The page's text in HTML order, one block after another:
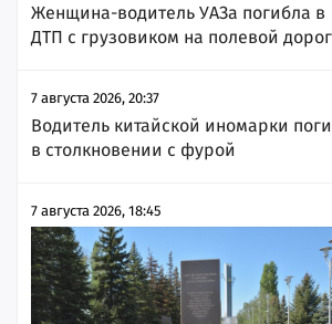
Женщина-водитель УАЗа погибла в
ДТП с грузовиком на полевой
7 августа 2026, 20:37
Водитель китайской иномарки
в столкновении с фурой
7 августа 2026, 18:45